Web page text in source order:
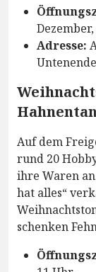
Adresse:
Auf dem
rund 20
ihre Waren
hat alles“
schenken